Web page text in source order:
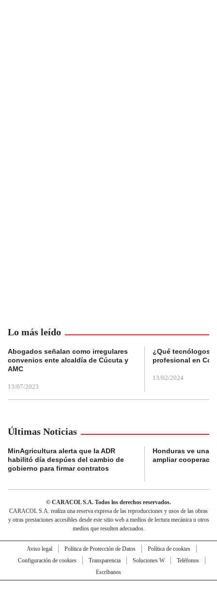
Lo más leído
Abogados señalan como irregulares
convenios ente alcaldía de Cúcuta y
AMC
13/07/2023
¿Qué tecnólogos
profesional en
13/02/2024
Últimas Noticias
MinAgricultura alerta que la ADR
habilitó día despúes del cambio de
gobierno para firmar contratos
Honduras ve una
ampliar
© CARACOL S.A. Todos los derechos reservados.
CARACOL S.A. realiza una reserva expresa de las reproducciones y usos de las obras
y otras prestaciones accesibles desde este sitio web a medios de lectura mecánica u otros
medios que resulten adecuados.
Aviso legal Política de Protección de Datos
Política de cookies
Configuración de cookies
Transparencia Soluciones W
Teléfonos
Escríbanos